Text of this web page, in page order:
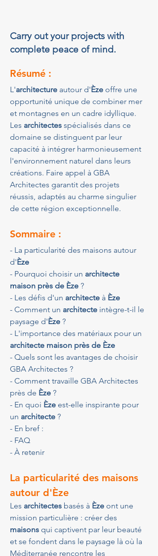
Carry out your projects with
complete peace of mind.
Résumé :
L'architecture autour d'Èze offre une
opportunité unique de combiner mer
et montagnes en un cadre idyllique.
Les architectes spécialisés dans ce
domaine se distinguent par leur
capacité à intégrer harmonieusement
l'environnement naturel dans leurs
créations. Faire appel à GBA
Architectes garantit des projets
réussis, adaptés au charme singulier
de cette région exceptionnelle.
Sommaire :
- La particularité des maisons autour
d'Èze
- Pourquoi choisir un architecte
maison près de Èze ?
- Les défis d'un architecte à Èze
- Comment un architecte intègre-t-il le
paysage d'Èze ?
- L'importance des matériaux pour un
architecte maison près de Èze
- Quels sont les avantages de choisir
GBA Architectes ?
- Comment travaille GBA Architectes
près de Èze ?
- En quoi Èze est-elle inspirante pour
un architecte ?
- En bref :
- FAQ
- À retenir
La particularité des maisons
autour d'Èze
Les architectes basés à Èze ont une
mission particulière : créer des
maisons qui captivent par leur beauté
et se fondent dans le paysage là où la
Méditerranée rencontre les